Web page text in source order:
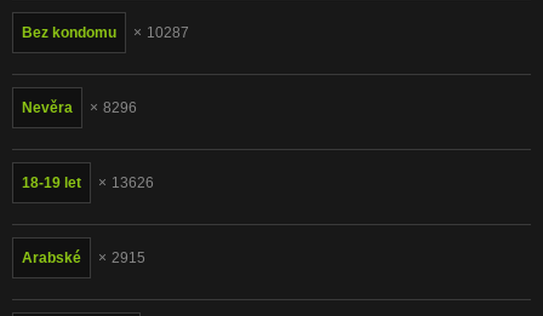
Bez kondomu 10287
Nevěra 8296
18-19 let 13626
Arabské 2915